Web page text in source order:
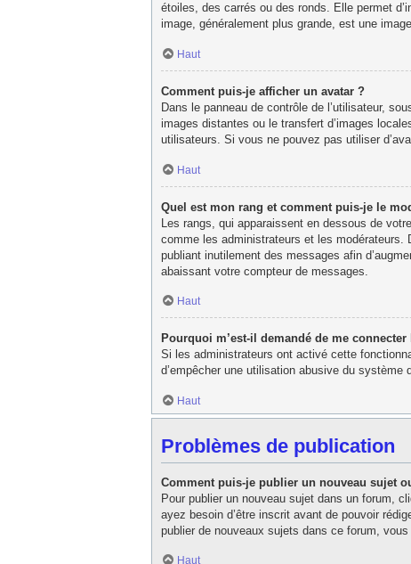
étoiles, des carrés ou des ronds. Elle permet
image, généralement plus grande, est une
Haut
Comment puis-je afficher un avatar ?
Dans le panneau de contrôle de l’utilisateur,
images distantes ou le transfert d’images
utilisateurs. Si vous ne pouvez pas utiliser
Haut
Quel est mon rang et comment puis-je le
Les rangs, qui apparaissent en dessous de
comme les administrateurs et les
publiant inutilement des messages afin
abaissant votre compteur de messages.
Haut
Pourquoi m’est-il demandé de me
Si les administrateurs ont activé cette
d’empêcher une utilisation abusive du
Haut
Problèmes de publication
Comment puis-je publier un nouveau sujet
Pour publier un nouveau sujet dans un forum,
ayez besoin d’être inscrit avant de pouvoir
publier de nouveaux sujets dans ce forum,
Haut